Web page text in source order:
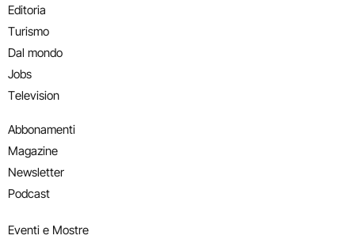
Editoria
Turismo
Dal mondo
Jobs
Television
Abbonamenti
Magazine
Newsletter
Podcast
Eventi e Mostre